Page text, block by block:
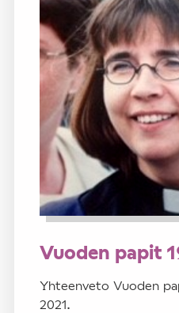
Vuoden papit
Yhteenveto Vuoden
2021.